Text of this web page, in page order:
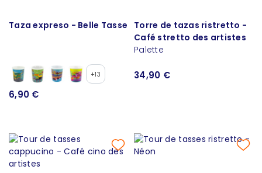
Taza expreso - Belle Tasse
+13
6,90 €
Torre de tazas ristretto -
Café stretto des artistes
Palette
34,90 €